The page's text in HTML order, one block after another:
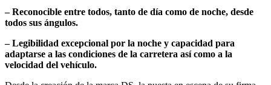
– Reconocible entre todos, tanto de día como de noche, desde
todos sus ángulos.
– Legibilidad excepcional por la noche y capacidad para
adaptarse a las condiciones de la carretera así como a la
velocidad del vehículo.